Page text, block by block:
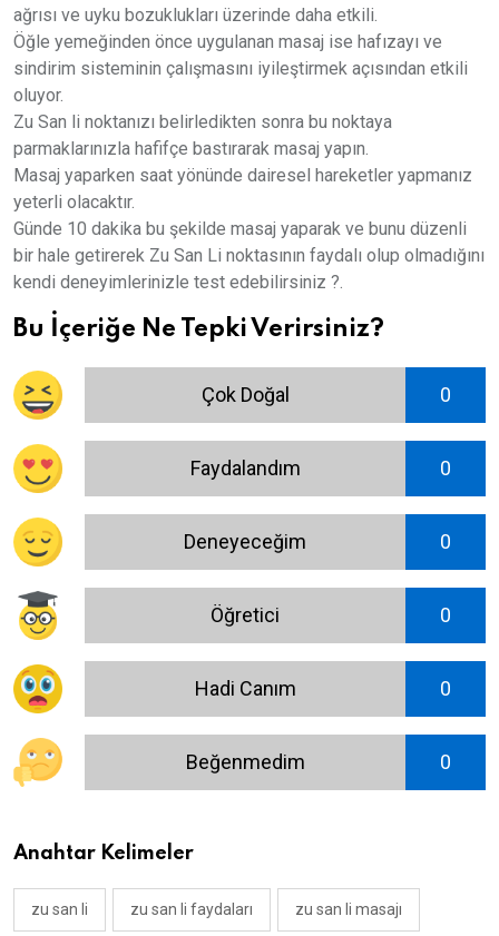
ağrısı ve uyku bozuklukları üzerinde daha etkili.
Öğle yemeğinden önce uygulanan masaj ise hafızayı ve
sindirim sisteminin çalışmasını iyileştirmek açısından etkili
oluyor.
Zu San li noktanızı belirledikten sonra bu noktaya
parmaklarınızla hafifçe bastırarak masaj yapın.
Masaj yaparken saat yönünde dairesel hareketler yapmanız
yeterli olacaktır.
Günde 10 dakika bu şekilde masaj yaparak ve bunu düzenli
bir hale getirerek Zu San Li noktasının faydalı olup olmadığını
kendi deneyimlerinizle test edebilirsiniz ?.
Bu İçeriğe Ne Tepki Verirsiniz?
Çok Doğal 0
Faydalandım 0
Deneyeceğim 0
Öğretici 0
Hadi Canım 0
Beğenmedim 0
Anahtar Kelimeler
zu san li zu san li faydaları zu san li masajı